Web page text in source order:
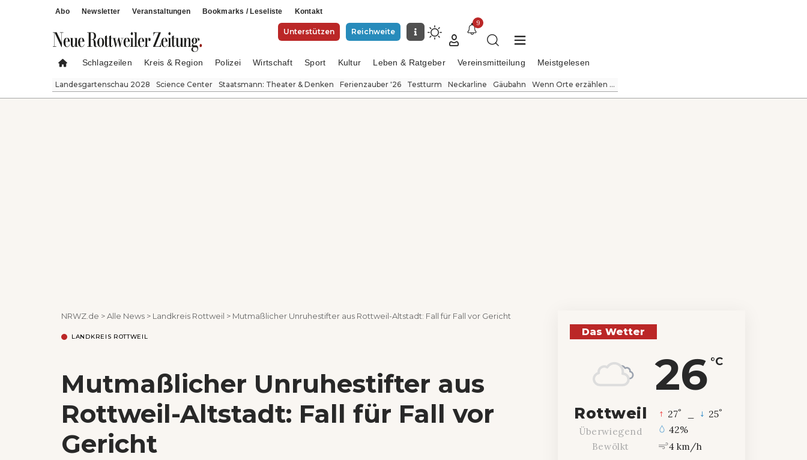
Abo Newsletter Veranstaltungen Bookmarks / Leseliste Kontakt
Unterstützen Reichweite
9
Schlagzeilen Kreis & Region Polizei Wirtschaft Sport Kultur Leben & Ratgeber Vereinsmitteilung Meistgelesen
Landesgartenschau 2028 Science Center Staatsmann: Theater & Denken Ferienzauber '26 Testturm Neckarline Gäubahn Wenn Orte erzählen ...
NRWZ.de >Alle News > Landkreis Rottweil > Mutmaßlicher Unruhestifter aus Rottweil-Altstadt: Fall für Fall vor Gericht
LANDKREIS ROTTWEIL
Mutmaßlicher Unruhestifter aus
Rottweil-Altstadt: Fall für Fall vor
Gericht
Das Wetter
26 °C
Rottweil
Überwiegend
Bewölkt
27° 25°
42%
4 km/h